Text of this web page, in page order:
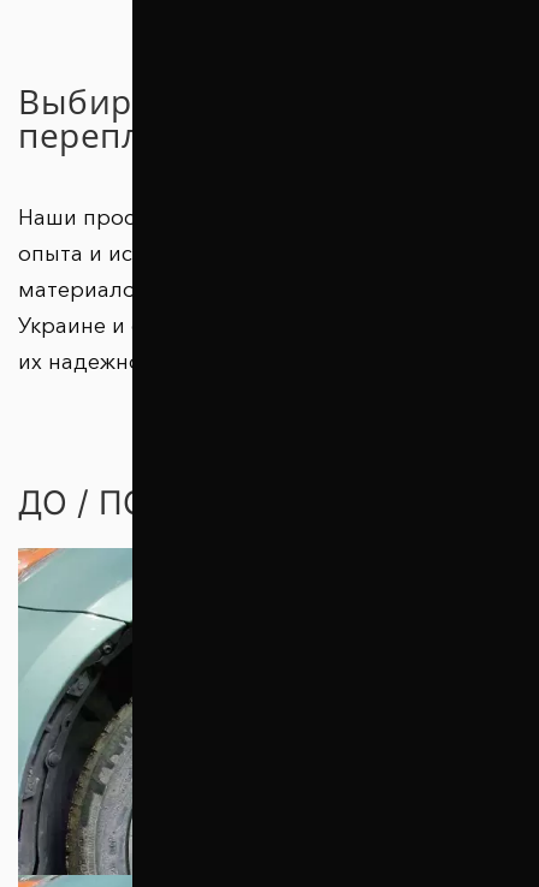
Выбирайте качество без
переплаты!
Наши проставки – результат многолетнего
опыта и использования высококачественных
материалов. Тысячи довольных клиентов в
Украине и странах зарубежья подтверждают
их надежность.
ДО / ПОСЛЕ